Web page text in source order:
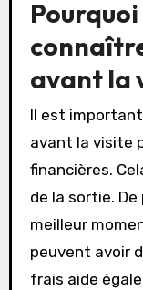
avant la
Il est
avant la visite
financières.
de la sortie. De
meilleur
peuvent avoir
frais aide